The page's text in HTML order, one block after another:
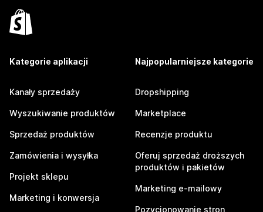
Kategorie aplikacji
Kanały sprzedaży
Wyszukiwanie produktów
Sprzedaż produktów
Zamówienia i wysyłka
Projekt sklepu
Marketing i konwersja
Najpopularniejsze kategorie
Dropshipping
Marketplace
Recenzje produktu
Oferuj sprzedaż droższych
produktów i pakietów
Marketing e-mailowy
Pozycjonowanie stron